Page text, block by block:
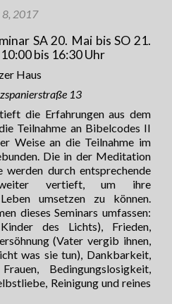
8, 2017
SA 20. Mai bis SO 21.
bis 16:30 Uhr
Haus
13
die Erfahrungen aus dem
Teilnahme an Bibelcodes II
Weise an die Teilnahme im
Die in der Meditation
werden durch entsprechende
weiter vertieft, um ihre
umsetzen zu können.
dieses Seminars umfassen:
des Lichts), Frieden,
(Vater vergib ihnen,
was sie tun), Dankbarkeit,
Bedingungslosigkeit,
Reinigung und reines